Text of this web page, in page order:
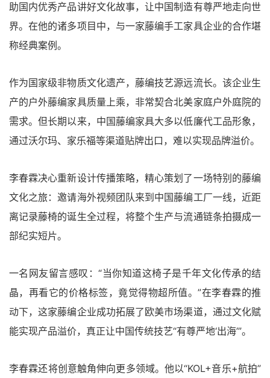
助国内优秀产品讲好文化故事，让中国制造有尊严地走向世
界。在他的诸多项目中，与一家藤编手工家具企业的合作堪
称经典案例。
作为国家级非物质文化遗产，藤编技艺源远流长。该企业生
产的户外藤编家具质量上乘，非常契合北美家庭户外庭院的
需求。但长期以来，中国藤编家具大多以低廉代工品形象，
通过沃尔玛、家乐福等渠道贴牌出口，难以实现品牌溢价。
李春霖决心重新设计传播策略，精心策划了一场特别的藤编
文化之旅：邀请海外视频团队来到中国藤编工厂一线，近距
离记录藤椅的诞生全过程，将整个生产与流通链条拍摄成一
部纪实短片。
一名网友留言感叹：“当你知道这椅子是千年文化传承的结
晶，再看它的价格标签，竟觉得物超所值。”在李春霖的推
动下，这家藤编企业成功拓展了欧美市场渠道，通过文化赋
能实现产品溢价，真正让中国传统技艺“有尊严地‘出海’”。
李春霖还将创意触角伸向更多领域。他以“KOL+音乐+航拍”